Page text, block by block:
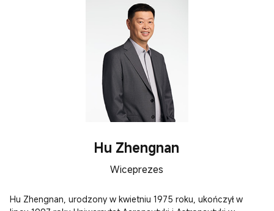
Hu Zhengnan
Wiceprezes
Hu Zhengnan, urodzony w kwietniu 1975 roku, ukończył w